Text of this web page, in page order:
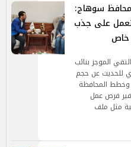
محافظ سوهاج:
على جذب
خاص
الموجز بنائب
للحديث عن حجم
وخطط المحافظة
فرص عمل
مثل ملف